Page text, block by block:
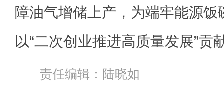
障油气增储上产，为端牢能源饭
以“二次创业推进高质量发展”贡
责任编辑：陆晓如